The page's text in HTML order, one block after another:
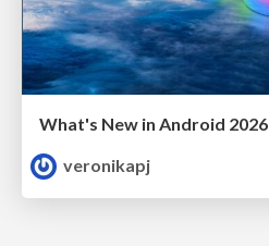
What's New in Android 2026
veronikapj